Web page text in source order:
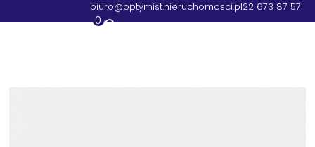
biuro@optymist.nieruchomosci.pl22 673 87 57
0